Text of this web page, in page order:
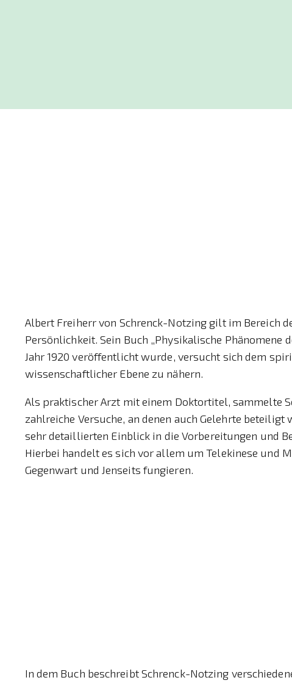
Albert Freiherr von Schrenck-Notzing gilt im Bereich
Persönlichkeit. Sein Buch „Physikalische Phänomene
Jahr 1920 veröffentlicht wurde, versucht sich dem
wissenschaftlicher Ebene zu nähern.
Als praktischer Arzt mit einem Doktortitel, sammelte
zahlreiche Versuche, an denen auch Gelehrte beteiligt
sehr detaillierten Einblick in die Vorbereitungen und
Hierbei handelt es sich vor allem um Telekinese und
Gegenwart und Jenseits fungieren.
In dem Buch beschreibt Schrenck-Notzing